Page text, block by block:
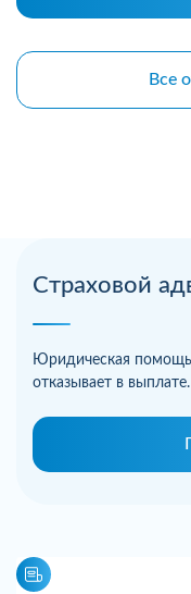
Страховой
Юридическая помощь
отказывает в выплате.
Все